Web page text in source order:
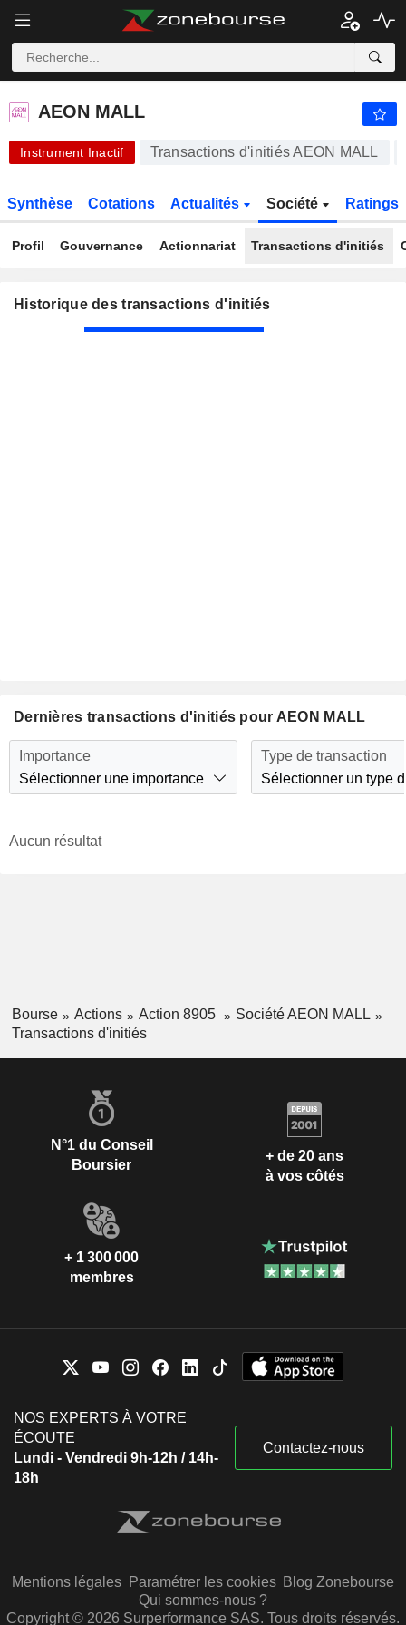
AEON MALL
AEON MALL
Instrument Inactif Transactions d'initiés AEON MALL
Synthèse Cotations Actualités Société Ratings
Profil Gouvernance Actionnariat Transactions d'initiés
Historique des transactions d'initiés
Dernières transactions d'initiés pour AEON MALL
Importance
Sélectionner une importance
Type de transaction
Sélectionner un type
Aucun résultat
Bourse Actions Action 8905
Société AEON MALL
Transactions d'initiés
N°1 du Conseil
Boursier
+ de 20 ans
à vos côtés
+ 1 300 000
membres
NOS EXPERTS À VOTRE
ÉCOUTE
Lundi - Vendredi 9h-12h / 14h-
18h
Contactez-nous
Mentions légales Paramétrer les cookies Blog Zonebourse
Qui sommes-nous ?
Copyright © 2026 Surperformance SAS. Tous droits réservés.